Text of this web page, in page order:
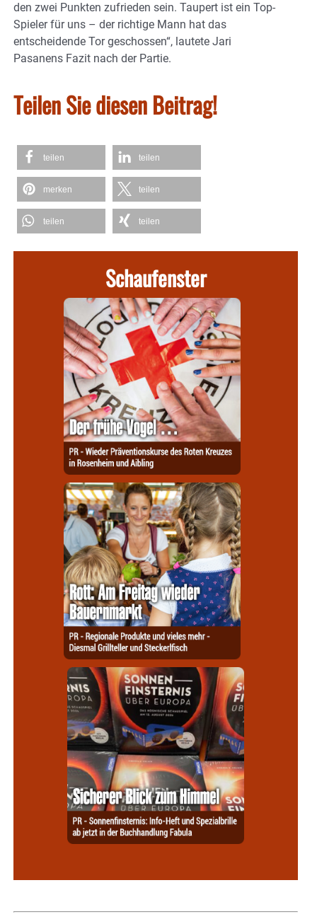
den zwei Punkten zufrieden sein. Taupert ist ein Top-
Spieler für uns – der richtige Mann hat das
entscheidende Tor geschossen“, lautete Jari
Pasanens Fazit nach der Partie.
Teilen Sie diesen Beitrag!
teilen teilen
merken teilen
teilen teilen
Schaufenster